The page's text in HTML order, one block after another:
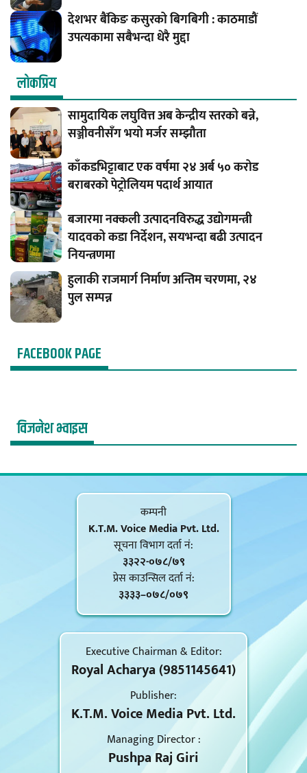
देशभर बैंकिङ कसुरको बिगबिगी : काठमाडौं
उपत्यकामा सबैभन्दा धेरै मुद्दा
लाेकप्रिय
सामुदायिक लघुवित्त अब केन्द्रीय स्तरको बन्ने,
सञ्जीवनीसँग भयो मर्जर सम्झौता
काँकडभिट्टाबाट एक वर्षमा २४ अर्ब ५० करोड
बराबरको पेट्रोलियम पदार्थ आयात
बजारमा नक्कली उत्पादनविरुद्ध उद्योगमन्त्री
यादवको कडा निर्देशन, सयभन्दा बढी उत्पादन
नियन्त्रणमा
हुलाकी राजमार्ग निर्माण अन्तिम चरणमा, २४
पुल सम्पन्न
FACEBOOK PAGE
विजनेश भ्वाइस
कम्पनी
K.T.M. Voice Media Pvt. Ltd.
सूचना विभाग दर्ता नं‍:
३३२२-०७८/७९
प्रेस काउन्सिल दर्ता नं‍:
३३३३–०७८/०७९
Executive Chairman & Editor:
Royal Acharya (9851145641)
Publisher:
K.T.M. Voice Media Pvt. Ltd.
Managing Director :
Pushpa Raj Giri